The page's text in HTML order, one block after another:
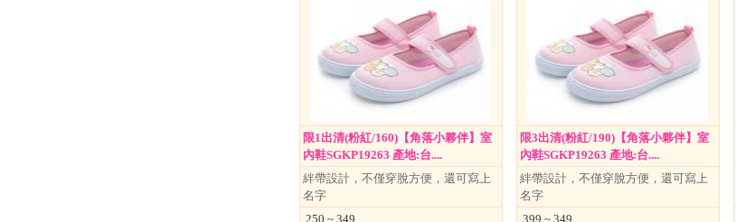
限1出清(粉紅/160)【角落小夥伴】室
內鞋SGKP19263 產地:台....
絆帶設計，不僅穿脫方便，還可寫上
名字
250 ~ 349
限3出清(粉紅/190)【角落小夥伴】室
內鞋SGKP19263 產地:台....
絆帶設計，不僅穿脫方便，還可寫上
名字
399 ~ 349